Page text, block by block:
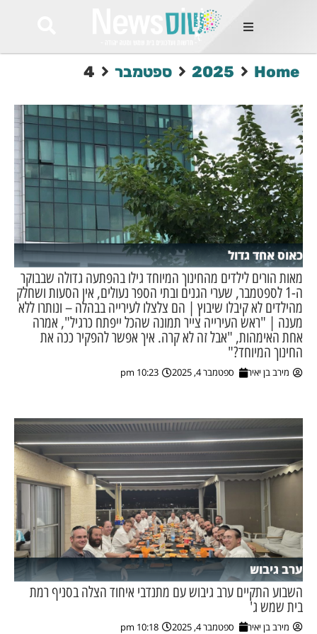
החמות
Et
odio
mauris, wisi
tortor
feugiat
ultricies
Congue
luctus, quam
mi
מסע מלחמה
מקומית
עסקים
Home
2025 ספטמבר 4
כאוס אחד גדול
מאות הורים לילדים מהחינוך המיוחד גילו בהפתעה גדולה שבבוקר
ה-1 לספטמבר, שערי הגנים ובתי הספר נעולים, אין הסעות ושחלק
מהילדים לא קיבלו שיבוץ | הם צלצלו לעירייה בבהלה – ונותרו ללא
מענה | "ראש העירייה צייר תמונה שהכל ייפתח כרגיל", אמרה
אחת האימהות, "אבל זה לא קרה. איך אפשר להפקיר ככה את
החינוך המיוחד?"
מירב בן יאיר ספטמבר 4, 2025 10:23 pm
ערב גיבוש
השבוע התקיים ערב גיבוש עם מתנדבי איחוד הצלה בסניף רמת
בית שמש ג'
מירב בן יאיר ספטמבר 4, 2025 10:18 pm